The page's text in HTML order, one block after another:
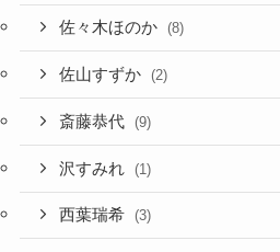
佐々木ほのか (8)
佐山すずか (2)
斎藤恭代 (9)
沢すみれ (1)
西葉瑞希 (3)